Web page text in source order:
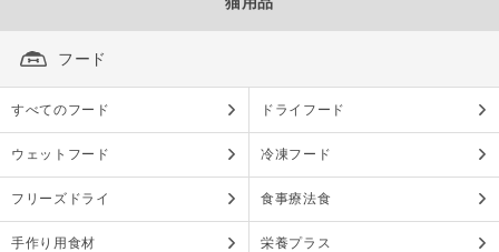
フード
すべてのフード ドライフード
ウェットフード 冷凍フード
フリーズドライ 食事療法食
手作り用食材 栄養プラス